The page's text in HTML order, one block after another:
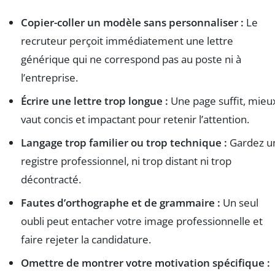
Copier-coller un modèle sans personnaliser : Le
recruteur perçoit immédiatement une lettre
générique qui ne correspond pas au poste ni à
l’entreprise.
Écrire une lettre trop longue : Une page suffit,
vaut concis et impactant pour retenir l’attention.
Langage trop familier ou trop technique : Gardez
registre professionnel, ni trop distant ni trop
décontracté.
Fautes d’orthographe et de grammaire : Un seul
oubli peut entacher votre image professionnelle et
faire rejeter la candidature.
Omettre de montrer votre motivation spécifique :